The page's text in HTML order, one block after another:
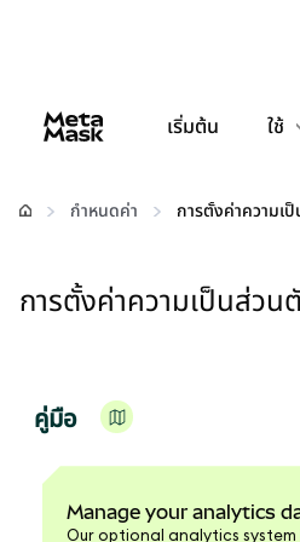
เริ่มต้น ใช้
กำหนดค่า
รักษาความปลอดภัย
กำหนดค่า การตั้งค่าความเ
การตั้งค่าความเป็นส่วน
คู่มือ
Manage your analytics
Our optional analytics system